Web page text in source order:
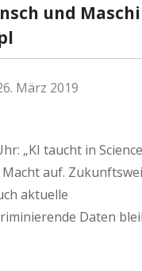
und
März 2019
„KI taucht in
auf.
aktuelle
Daten